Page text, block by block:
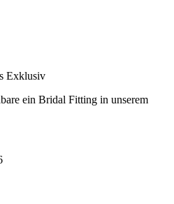
Exklusiv
ein Bridal Fitting in unserem